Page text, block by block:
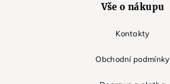
Vše o nákupu
Kontakty
Obchodní podmínky